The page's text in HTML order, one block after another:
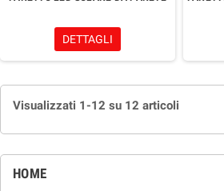
HOME
DETTAGLI
Visualizzati 1-12 su 12 articoli